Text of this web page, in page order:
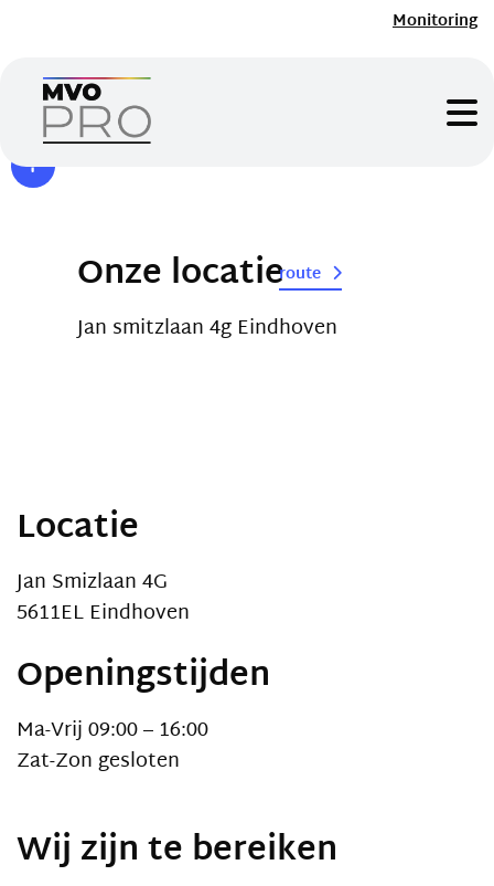
Monitoring
Locatie
Jan Smizlaan 4G
5611EL Eindhoven
Openingstijden
Ma-Vrij 09:00 – 16:00
Zat-Zon gesloten
Wij zijn te bereiken
Onze locatieroute
Jan smitzlaan 4g Eindhoven